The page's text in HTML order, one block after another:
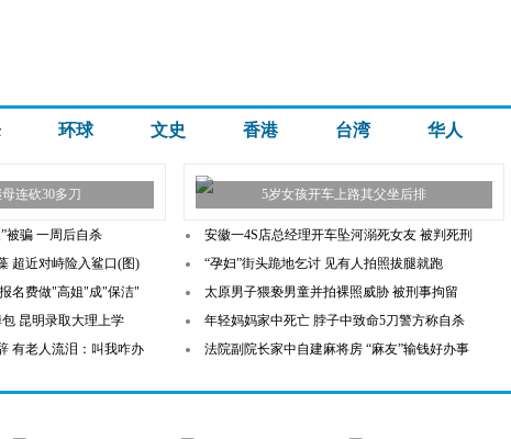
环球 文史 香港 台湾 华人
连砍30多刀 5岁女孩开车上路其父坐后排
被骗 一周后自杀
超近对峙险入鲨口(图)
名费做"高姐"成"保洁"
昆明录取大理上学
有老人流泪：叫我咋办
安徽一4S店总经理开车坠河溺死女友 被判死刑
“孕妇”街头跪地乞讨 见有人拍照拔腿就跑
太原男子猥亵男童并拍裸照威胁 被刑事拘留
年轻妈妈家中死亡 脖子中致命5刀警方称自杀
法院副院长家中自建麻将房 “麻友”输钱好办事